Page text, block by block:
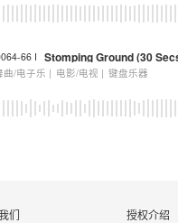
66 I Stomping Ground (30
曲/电子乐 | 电影/电视 | 键盘乐器
们
授权介绍